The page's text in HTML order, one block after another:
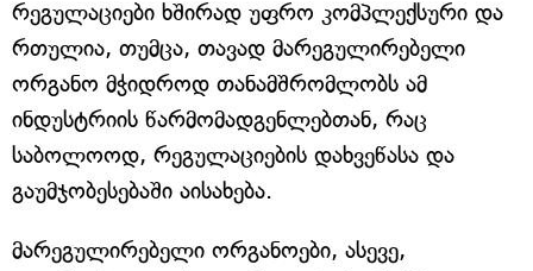
რეგულაციები ხშირად უფრო კომპლექსური და
რთულია, თუმცა, თავად მარეგულირებელი
ორგანო მჭიდროდ თანამშრომლობს ამ
ინდუსტრიის წარმომადგენლებთან, რაც
საბოლოოდ, რეგულაციების დახვეწასა და
გაუმჯობესებაში აისახება.
მარეგულირებელი ორგანოები, ასევე,